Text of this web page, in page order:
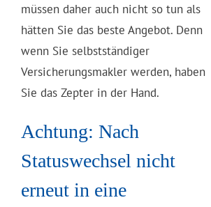
müssen daher auch nicht so tun als
hätten Sie das beste Angebot. Denn
wenn Sie selbstständiger
Versicherungsmakler werden, haben
Sie das Zepter in der Hand.
Achtung: Nach
Statuswechsel nicht
erneut in eine